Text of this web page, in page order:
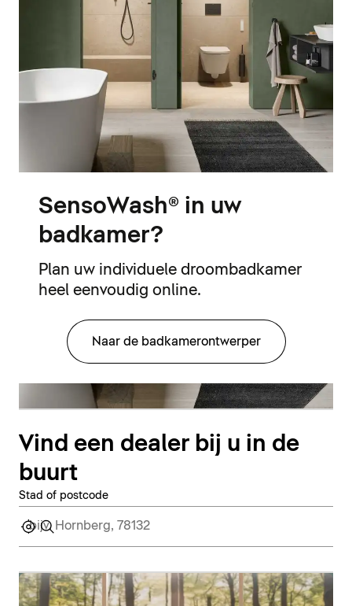
SensoWash® in uw
badkamer?
Plan uw individuele droombadkamer
heel eenvoudig online.
Naar de badkamerontwerper
Vind een dealer bij u in de
buurt
Stad of postcode